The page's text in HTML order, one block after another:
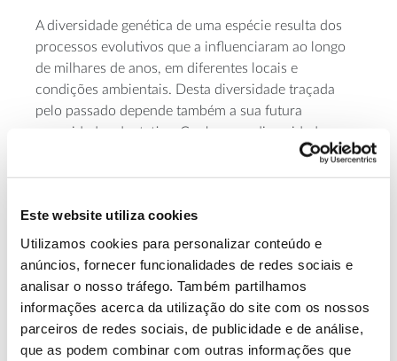
Este website utiliza cookies
Utilizamos cookies para personalizar conteúdo e
anúncios, fornecer funcionalidades de redes sociais e
analisar o nosso tráfego. Também partilhamos
informações acerca da utilização do site com os nossos
parceiros de redes sociais, de publicidade e de análise,
que as podem combinar com outras informações que
A diversidade genética de uma espécie resulta dos
processos evolutivos que a influenciaram ao longo
de milhares de anos, em diferentes locais e
condições ambientais. Desta diversidade traçada
pelo passado depende também a sua futura
capacidade adaptativa. Conhecer a diversidade
genética de uma população, que constitui a matéria-
prima dos programas de melhoramento genético
Carla Faria nos ajuda a compreender.